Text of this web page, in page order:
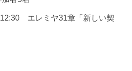
エレミヤ31章「新しい契